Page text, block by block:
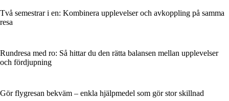
Två semestrar i en: Kombinera upplevelser och avkoppling på samma
resa
Rundresa med ro: Så hittar du den rätta balansen mellan upplevelser
och fördjupning
Gör flygresan bekväm – enkla hjälpmedel som gör stor skillnad